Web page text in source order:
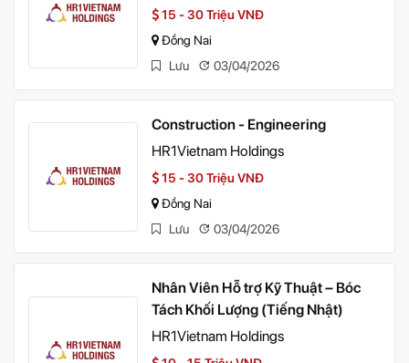
15 - 30 Triệu VNĐ
Đồng Nai
Lưu
03/04/2026
Construction - Engineering
HR1Vietnam Holdings
15 - 30 Triệu VNĐ
Đồng Nai
Lưu
03/04/2026
Nhân Viên Hỗ trợ Kỹ Thuật – Bóc
Tách Khối Lượng (Tiếng Nhật)
HR1Vietnam Holdings